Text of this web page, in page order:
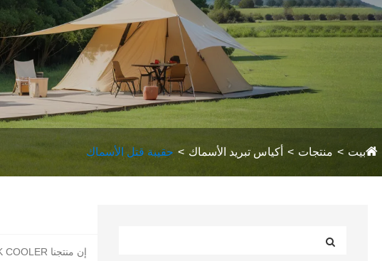
بيت منتجات أكياس تبريد الأسماك حقيبة قتل الأسماك